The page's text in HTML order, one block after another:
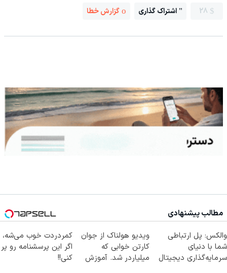
28 اشتراک گذاری گزارش خطا
مطالب پیشنهادی
والکس: پل ارتباطی
شما با دنیای
سرمایه‌گذاری دیجیتال
ویدیو هولناک از جوان
کارتن خوابی که
میلیاردر شد. آموزش
کمردردت خوب می‌شه،
اگر این پرسشنامه رو پر
کنی!!